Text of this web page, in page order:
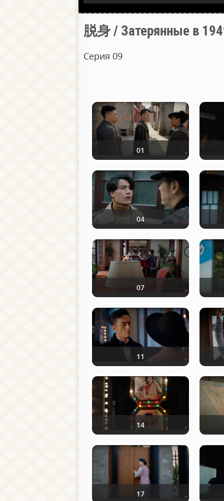
脱身 / Затерянные в
Серия 09
01
04
07
11
14
17